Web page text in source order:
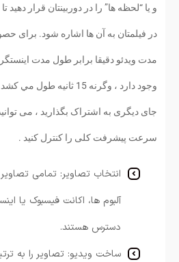
در فیلمتان به آن ها اشاره شود. برای
مدت ویدئو دقیقا برابر طول مدت
وجود دارد ، وگرنه 15 ثانیه
جای دیگری به اشتراک بگذارید ، می
سرعت پیشرفت کلی را کنترل کنید .
انتخاب تصاویر: تمامی
آلبوم ها، اکانت فیسبوک یا
دسترس هستند.
ساخت ویدیو: تصاویر را به